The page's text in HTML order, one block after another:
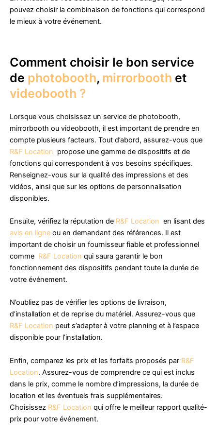
pouvez choisir la combinaison de fonctions qui correspond
le mieux à votre événement.
Comment choisir le bon service
de photobooth, mirrorbooth et
videobooth ?
Lorsque vous choisissez un service de photobooth,
mirrorbooth ou videobooth, il est important de prendre en
compte plusieurs facteurs. Tout d’abord, assurez-vous que
R&F Location propose une gamme de dispositifs et de
fonctions qui correspondent à vos besoins spécifiques.
Renseignez-vous sur la qualité des impressions et des
vidéos, ainsi que sur les options de personnalisation
disponibles.
Ensuite, vérifiez la réputation de R&F Location en lisant des
avis en ligne ou en demandant des références. Il est
important de choisir un fournisseur fiable et professionnel
comme R&F Location qui saura garantir le bon
fonctionnement des dispositifs pendant toute la durée de
votre événement.
N’oubliez pas de vérifier les options de livraison,
d’installation et de reprise du matériel. Assurez-vous que
R&F Location peut s’adapter à votre planning et à l’espace
disponible pour l’installation.
Enfin, comparez les prix et les forfaits proposés par R&F
Location. Assurez-vous de comprendre ce qui est inclus
dans le prix, comme le nombre d’impressions, la durée de
location et les éventuels frais supplémentaires.
Choisissez R&F Location qui offre le meilleur rapport qualité-
prix pour votre événement.